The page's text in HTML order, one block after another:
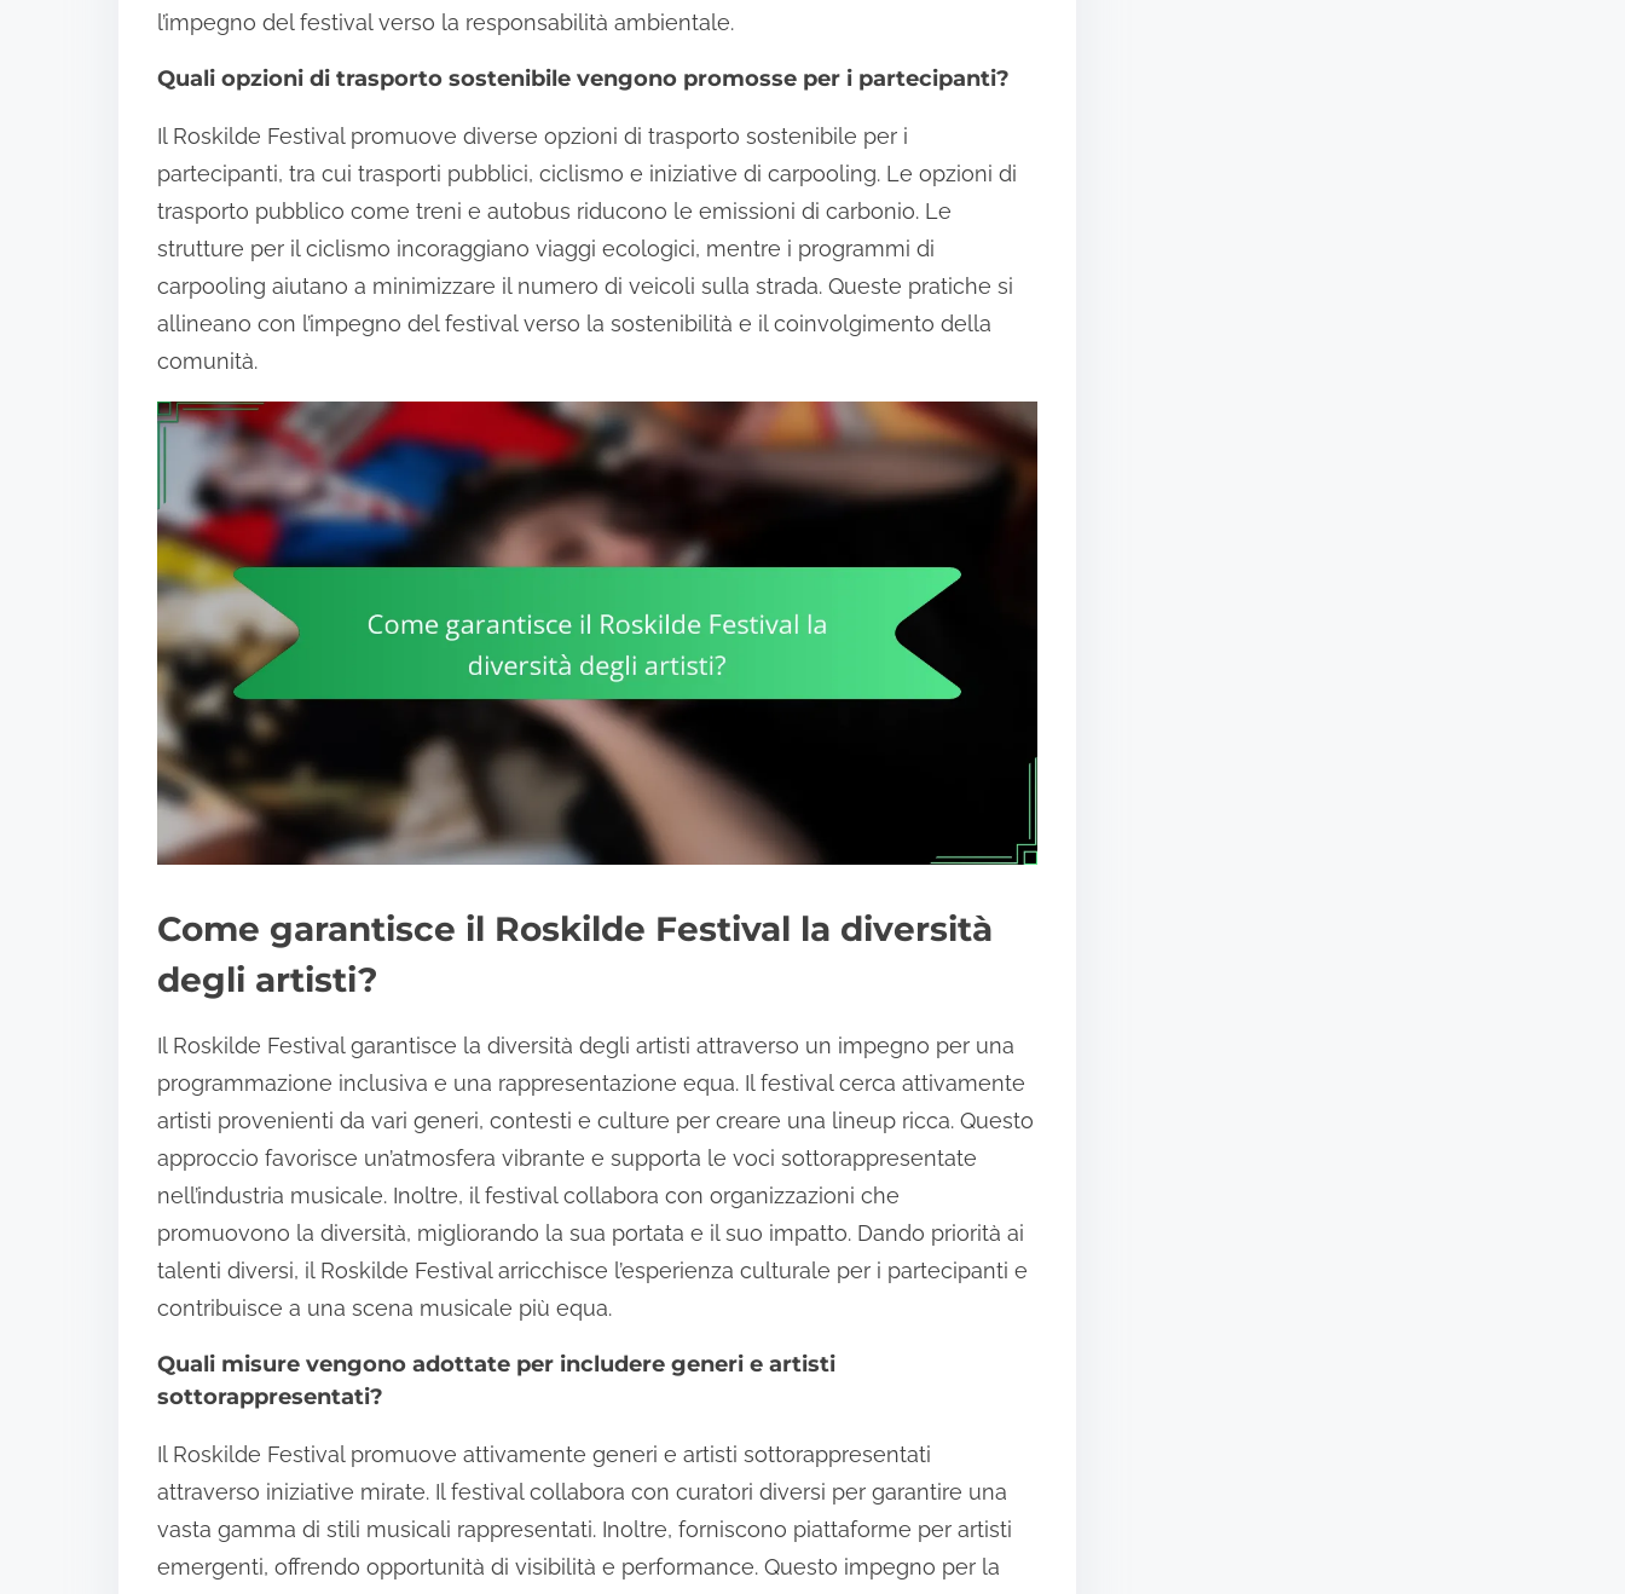
l’impegno del festival verso la responsabilità ambientale.
Quali opzioni di trasporto sostenibile vengono promosse per i partecipanti?
Il Roskilde Festival promuove diverse opzioni di trasporto sostenibile per i
partecipanti, tra cui trasporti pubblici, ciclismo e iniziative di carpooling. Le opzioni di
trasporto pubblico come treni e autobus riducono le emissioni di carbonio. Le
strutture per il ciclismo incoraggiano viaggi ecologici, mentre i programmi di
carpooling aiutano a minimizzare il numero di veicoli sulla strada. Queste pratiche si
allineano con l’impegno del festival verso la sostenibilità e il coinvolgimento della
comunità.
Come garantisce il Roskilde Festival la diversità
degli artisti?
Il Roskilde Festival garantisce la diversità degli artisti attraverso un impegno per una
programmazione inclusiva e una rappresentazione equa. Il festival cerca attivamente
artisti provenienti da vari generi, contesti e culture per creare una lineup ricca. Questo
approccio favorisce un’atmosfera vibrante e supporta le voci sottorappresentate
nell’industria musicale. Inoltre, il festival collabora con organizzazioni che
promuovono la diversità, migliorando la sua portata e il suo impatto. Dando priorità ai
talenti diversi, il Roskilde Festival arricchisce l’esperienza culturale per i partecipanti e
contribuisce a una scena musicale più equa.
Quali misure vengono adottate per includere generi e artisti
sottorappresentati?
Il Roskilde Festival promuove attivamente generi e artisti sottorappresentati
attraverso iniziative mirate. Il festival collabora con curatori diversi per garantire una
vasta gamma di stili musicali rappresentati. Inoltre, forniscono piattaforme per artisti
emergenti, offrendo opportunità di visibilità e performance. Questo impegno per la